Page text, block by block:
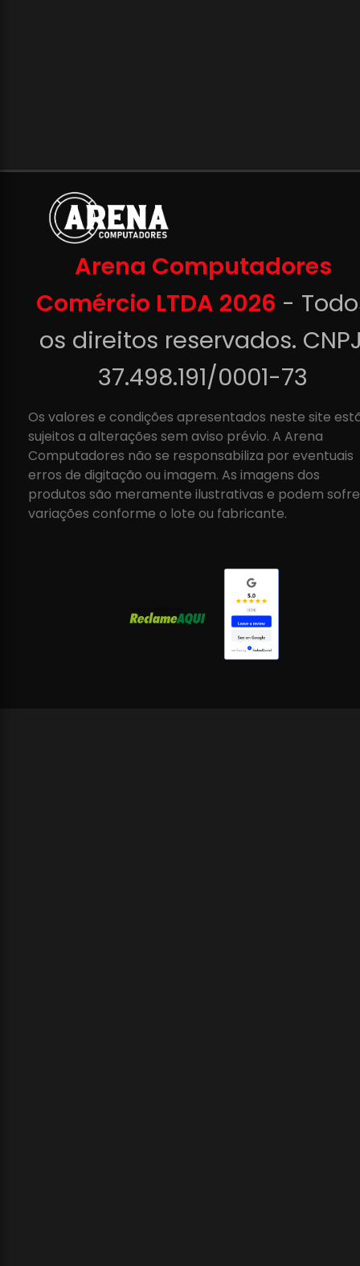
Arena Computadores
Comércio LTDA 2026 -
os direitos reservados.
37.498.191/0001-73
Os valores e condições apresentados neste site
sujeitos a alterações sem aviso prévio. A Arena
Computadores não se responsabiliza por eventuais
erros de digitação ou imagem. As imagens dos
produtos são meramente ilustrativas e podem
variações conforme o lote ou fabricante.